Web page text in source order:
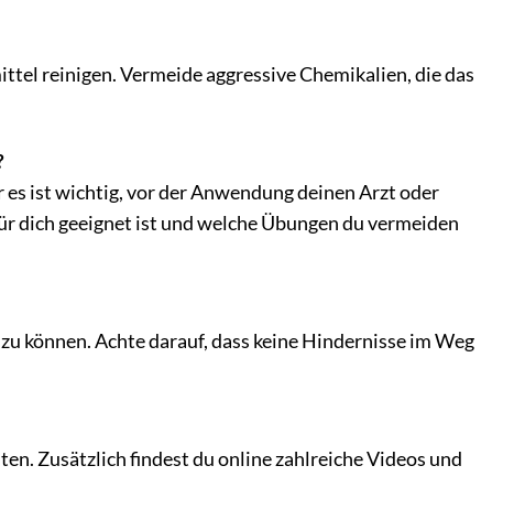
reinigen. Vermeide aggressive Chemikalien, die das
ist wichtig, vor der Anwendung deinen Arzt oder
dich geeignet ist und welche Übungen du vermeiden
können. Achte darauf, dass keine Hindernisse im Weg
Zusätzlich findest du online zahlreiche Videos und